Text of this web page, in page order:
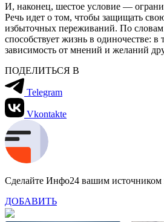
И, наконец, шестое условие —
Речь идет о том, чтобы защищать
избыточных переживаний. По
способствует жизнь в одиночестве: в
зависимость от мнений и желаний
ПОДЕЛИТЬСЯ В
Telegram
Vkontakte
Сделайте Инфо24 вашим источником
ДОБАВИТЬ